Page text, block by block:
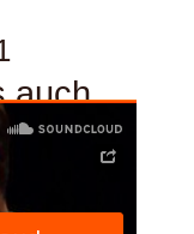
auch
auch